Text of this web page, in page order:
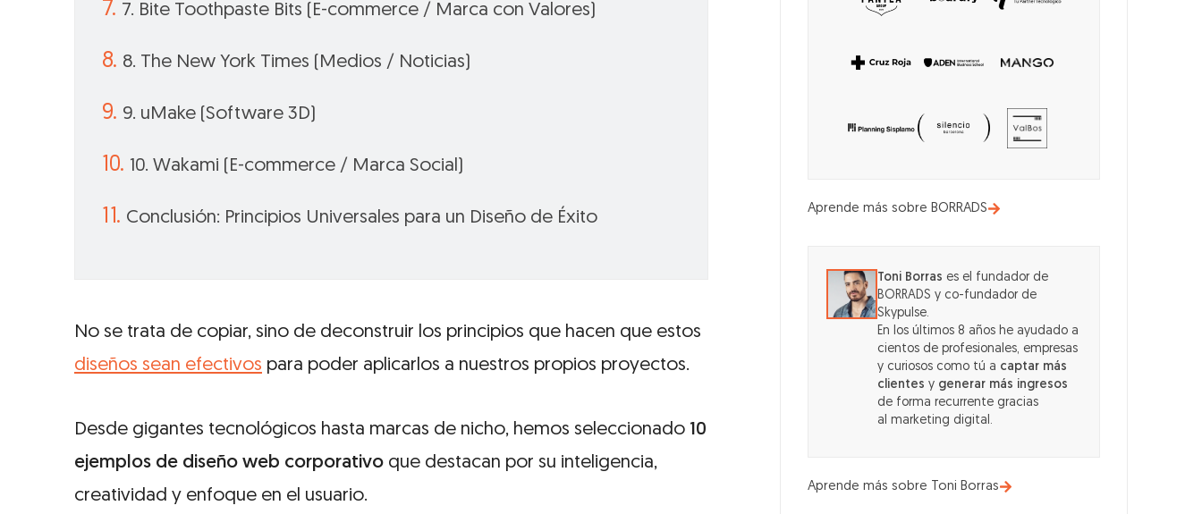
7. Bite Toothpaste Bits (E-commerce / Marca con Valores)
8. The New York Times (Medios / Noticias)
9. uMake (Software 3D)
10. Wakami (E-commerce / Marca Social)
Conclusión: Principios Universales para un Diseño de Éxito
No se trata de copiar, sino de deconstruir los principios que hacen que estos
diseños sean efectivos para poder aplicarlos a nuestros propios proyectos.
Desde gigantes tecnológicos hasta marcas de nicho, hemos seleccionado 10
ejemplos de diseño web corporativo que destacan por su inteligencia,
creatividad y enfoque en el usuario.
Aprende más sobre BORRADS
Toni Borras es el fundador de
BORRADS y co-fundador de
Skypulse.
En los últimos 8 años he ayudado a
cientos de profesionales, empresas
y curiosos como tú a captar más
clientes y generar más ingresos
de forma recurrente gracias
al marketing digital.
Aprende más sobre Toni Borras